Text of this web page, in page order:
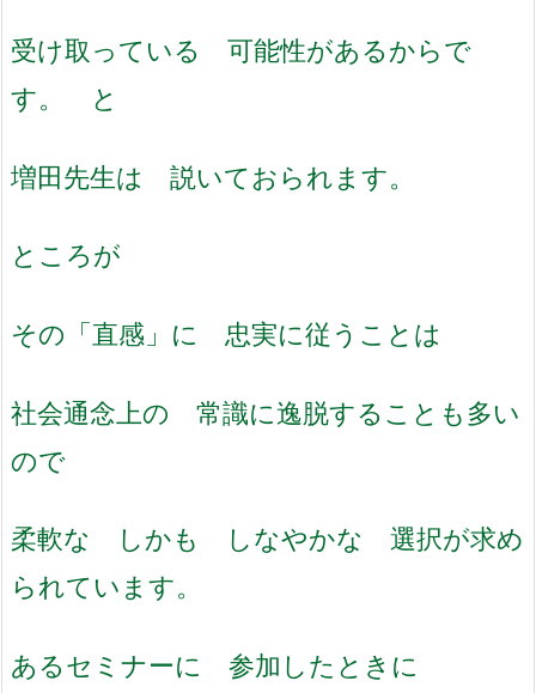
受け取っている 可能性があるからで
す。 と
増田先生は 説いておられます。
ところが
その「直感」に 忠実に従うことは
社会通念上の 常識に逸脱することも多い
ので
柔軟な しかも しなやかな 選択が求め
られています。
あるセミナーに 参加したときに